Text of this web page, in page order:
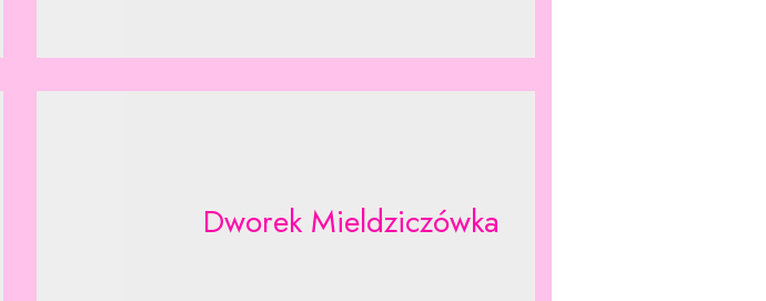
Dworek Mieldziczówka